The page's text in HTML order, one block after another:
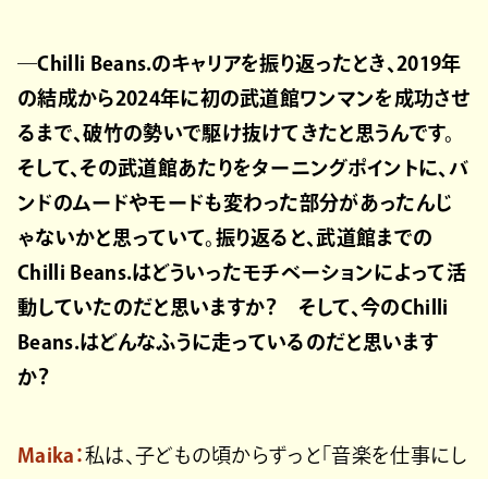
―Chilli Beans.のキャリアを振り返ったとき、2019年
の結成から2024年に初の武道館ワンマンを成功させ
るまで、破竹の勢いで駆け抜けてきたと思うんです。
そして、その武道館あたりをターニングポイントに、バ
ンドのムードやモードも変わった部分があったんじ
ゃないかと思っていて。振り返ると、武道館までの
Chilli Beans.はどういったモチベーションによって活
動していたのだと思いますか？ そして、今のChilli
Beans.はどんなふうに走っているのだと思います
か？
Maika：私は、子どもの頃からずっと「音楽を仕事にし